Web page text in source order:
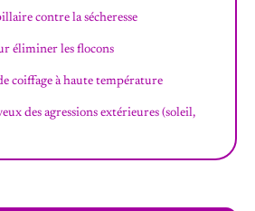
contre la sécheresse
éliminer les flocons
coiffage à haute température
des agressions extérieures (soleil,